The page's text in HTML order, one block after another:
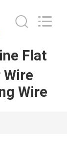
Flat
Wire
Wire